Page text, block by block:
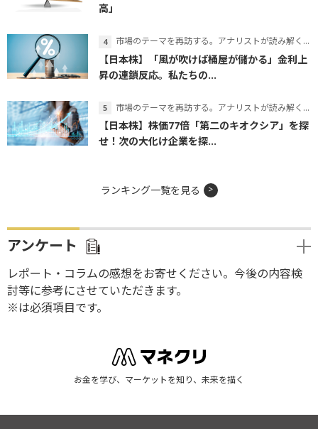
高」
市場のテーマを再訪する。アナリストが読み解くテーマの本質
【日本株】「風が吹けば桶屋が儲かる」金利上
昇の連鎖反応。私たちの...
市場のテーマを再訪する。アナリストが読み解くテーマの本質
【日本株】株価77倍「第二のキオクシア」を探
せ！次の大化け企業を探...
ランキング一覧を見る
アンケート
レポート・コラムの感想をお寄せください。今後の内容検
討等に参考にさせていただきます。
※は必須項目です。
お金を学び、マーケットを知り、未来を描く